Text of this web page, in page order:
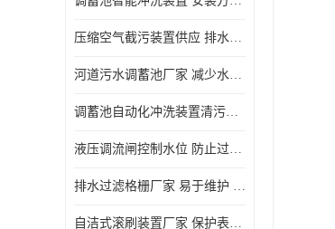
压缩空气截污装置供应 排水功能 控制地下水位的升降
河道污水调蓄池厂家 减少水污染 防止异味和污染
调蓄池自动化冲洗装置清污装置 维护方便 节约水资源
液压调流闸控制水位 防止过载 适应流量变化的要求
排水过滤格栅厂家 易于维护 保持栅条通畅
自洁式滚刷装置厂家 保护表面 节省能源